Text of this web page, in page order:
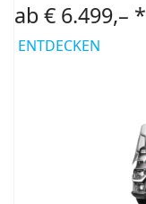
ab € 6.499,– *
ENTDECKEN